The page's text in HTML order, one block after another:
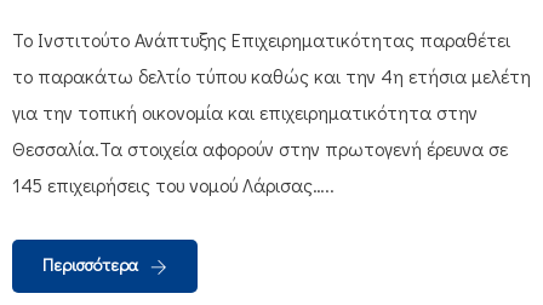
Το Ινστιτούτο Ανάπτυξης Επιχειρηματικότητας παραθέτει
το παρακάτω δελτίο τύπου καθώς και την 4η ετήσια μελέτη
για την τοπική οικονομία και επιχειρηματικότητα στην
Θεσσαλία.Τα στοιχεία αφορούν στην πρωτογενή έρευνα σε
145 επιχειρήσεις του νομού Λάρισας…..
Περισσότερα